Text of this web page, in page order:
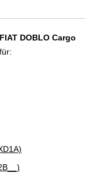
FIAT DOBLO Cargo